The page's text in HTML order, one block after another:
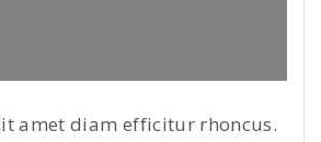
amet diam efficitur rhoncus.